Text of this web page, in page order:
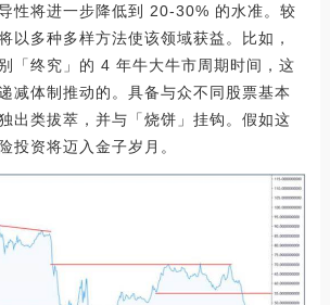
性将进一步降低到 20-30% 的水准。较
以多种多样方法使该领域获益。比如，
「终究」的 4 年牛大牛市周期时间，这
减体制推动的。具备与众不同股票基本
出类拔萃，并与「烧饼」挂钩。假如这
投资将迈入金子岁月。